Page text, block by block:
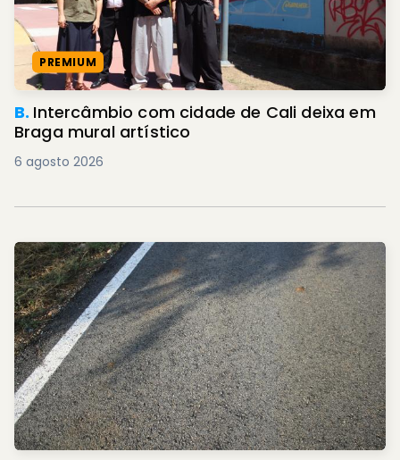
PREMIUM
B. Intercâmbio com cidade de Cali deixa em
Braga mural artístico
6 agosto 2026